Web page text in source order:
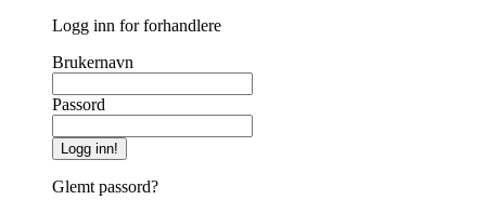
Logg inn for forhandlere
Brukernavn
Passord
Logg inn!
Glemt passord?